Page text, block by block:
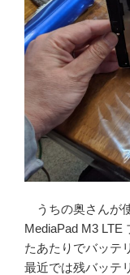
チ
Android
タ
ブ
ト
を
買
い
え
る”
の
うちの奥さんが
MediaPad M3 LTE
たあたりでバッテ
最近では残バッテ